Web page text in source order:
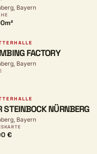
Bayern
FACTORY
Bayern
STEINBOCK NÜRNBERG
Bayern
€